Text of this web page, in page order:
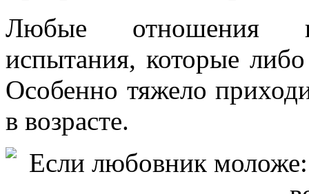
Любые отношения
испытания, которые
Особенно тяжело
в возрасте.